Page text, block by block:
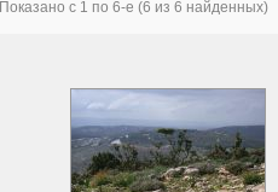
Показано с 1 по 6-е (6 из 6 найденных)